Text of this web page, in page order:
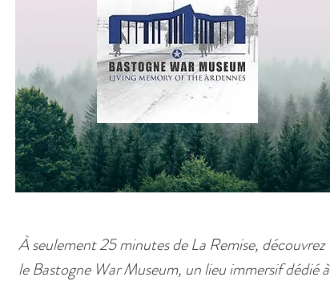
À seulement 25 minutes de La Remise, découvrez
le Bastogne War Museum, un lieu immersif dédié à